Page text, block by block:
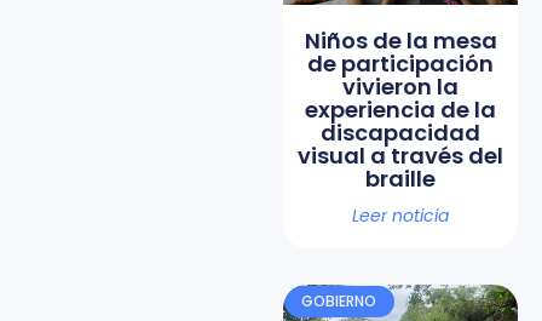
Niños de la mesa
de participación
vivieron la
experiencia de la
discapacidad
visual a través del
braille
Leer noticia
GOBIERNO